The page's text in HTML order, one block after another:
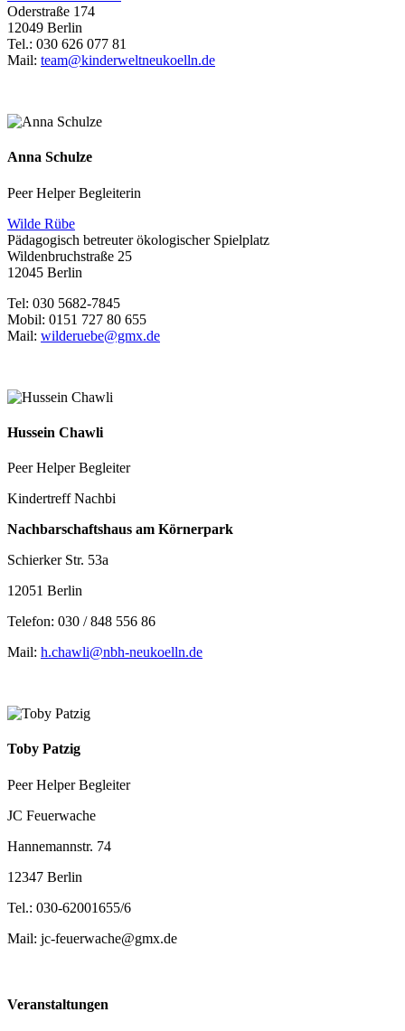
Oderstraße 174
12049 Berlin
Tel.: 030 626 077 81
Mail: team@kinderweltneukoelln.de
Anna Schulze
Peer Helper Begleiterin
Wilde Rübe
Pädagogisch betreuter ökologischer Spielplatz
Wildenbruchstraße 25
12045 Berlin
Tel: 030 5682-7845
Mobil: 0151 727 80 655
Mail: wilderuebe@gmx.de
Hussein Chawli
Peer Helper Begleiter
Kindertreff Nachbi
Nachbarschaftshaus am Körnerpark
Schierker Str. 53a
12051 Berlin
Telefon: 030 / 848 556 86
Mail: h.chawli@nbh-neukoelln.de
Toby Patzig
Peer Helper Begleiter
JC Feuerwache
Hannemannstr. 74
12347 Berlin
Tel.: 030-62001655/6
Mail: jc-feuerwache@gmx.de
Veranstaltungen